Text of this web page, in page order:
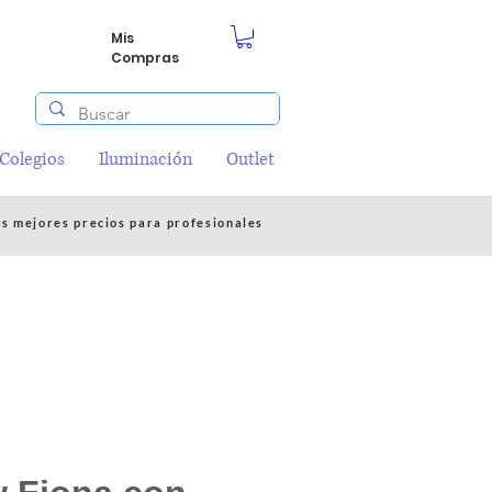
Mis
Compras
Iluminación Outlet
mejores precios para profesionales